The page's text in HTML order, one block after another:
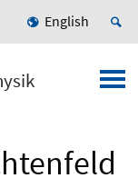
English